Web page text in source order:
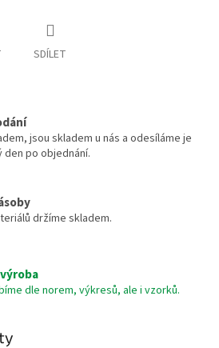
SDÍLET
jsou skladem u nás a odesíláme je
den po objednání.
držíme skladem.
dle norem, výkresů, ale i vzorků.